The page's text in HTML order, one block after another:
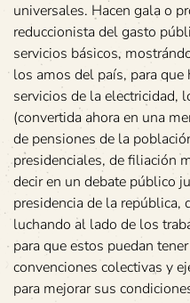
universales. Hacen gala o
reduccionista del gasto
servicios básicos,
los amos del país, para
servicios de la electricidad,
(convertida ahora en una
de pensiones de la
presidenciales, de filiación
decir en un debate público
presidencia de la república,
luchando al lado de los
para que estos puedan
convenciones colectivas y
para mejorar sus